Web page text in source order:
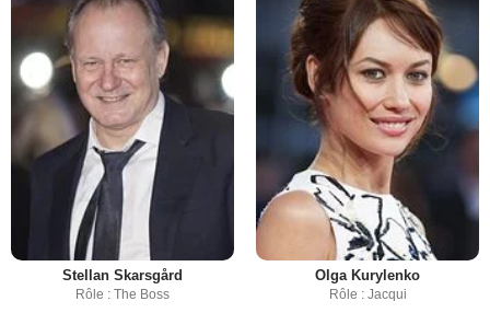
Stellan Skarsgård
Rôle : The Boss
Olga Kurylenko
Rôle : Jacqui